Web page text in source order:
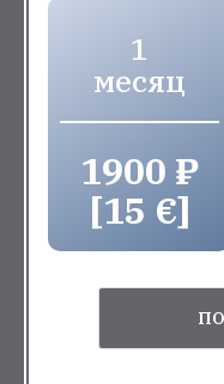
1
месяц
1900 ₽
[15 €]